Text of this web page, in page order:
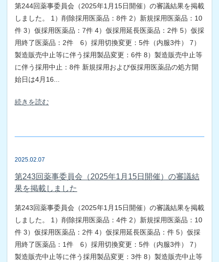
第244回薬事委員会（2025年1月15日開催）の審議結果を掲載
しました。 1）削除採用医薬品：8件 2）新規採用医薬品：10
件 3）仮採用医薬品：7件 4）仮採用延長医薬品：2件 5）仮採
用終了医薬品：2件 6）採用切換変更：5件（内服3件） 7）
製造販売中止等に伴う採用製品変更：6件 8）製造販売中止等
に伴う採用中止：8件 新規採用および仮採用医薬品の処方開
始日は4月16...
続きを読む
2025.02.07
第243回薬事委員会（2025年1月15日開催）の審議結
果を掲載しました
第243回薬事委員会（2025年1月15日開催）の審議結果を掲載
しました。 1）削除採用医薬品：4件 2）新規採用医薬品：10
件 3）仮採用医薬品：2件 4）仮採用延長医薬品：件 5）仮採
用終了医薬品：1件 6）採用切換変更：5件（内服3件） 7）
製造販売中止等に伴う採用製品変更：3件 8）製造販売中止等